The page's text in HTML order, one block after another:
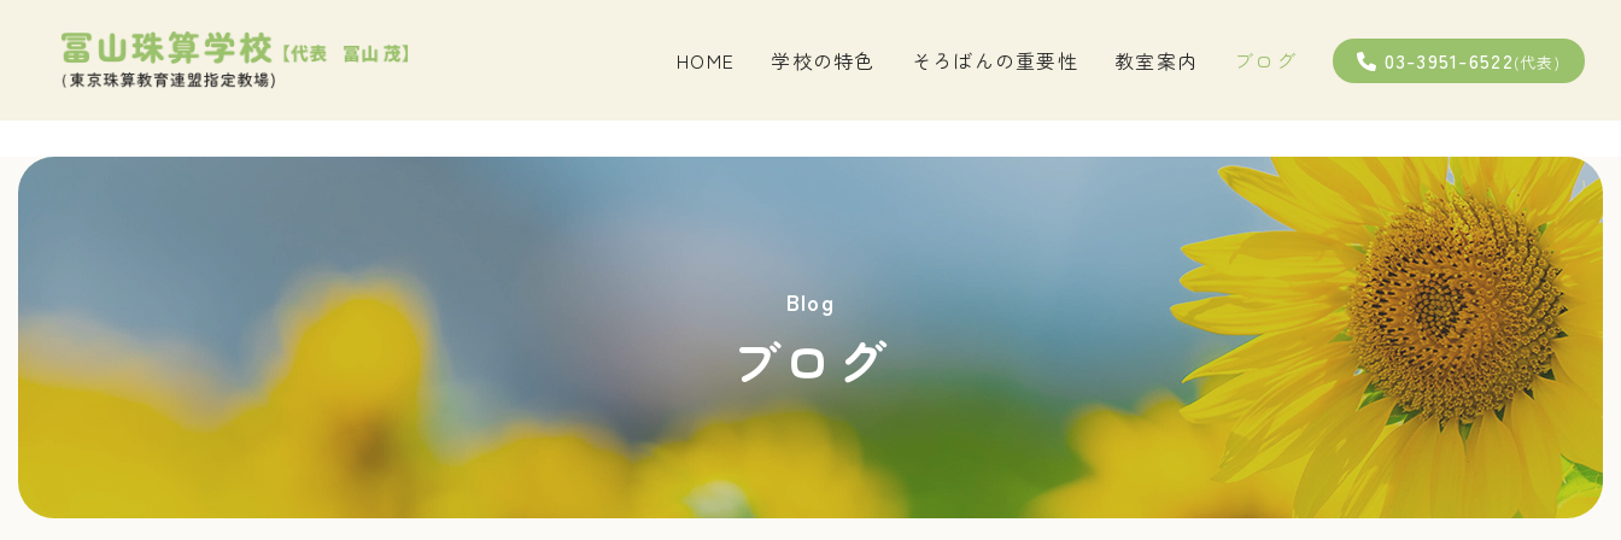
HOME 学校の特色 そろばんの重要性 教室案内 ブログ 03-3951-6522(代表)
Blog
ブログ